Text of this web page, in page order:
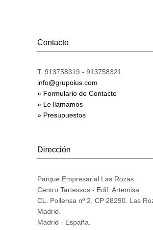
Contacto
T. 913758319 - 913758321.
info@grupoius.com
» Formulario de Contacto
» Le llamamos
» Presupuestos
Dirección
Parque Empresarial Las Rozas
Centro Tartessos - Edif. Artemisa.
CL. Pollensa nº 2. CP 28290. Las
Madrid.
Madrid - España.